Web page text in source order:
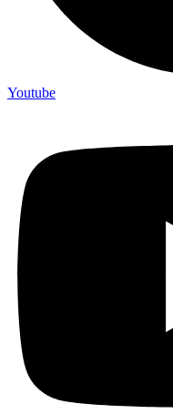
Youtube